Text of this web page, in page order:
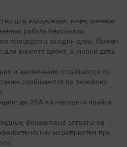
для владельцев: качественное
работа персонала
процедуры за один день. Прием
для клиента время, в любой день
и заключения отсылаются по
сообщаются по телефону
до 25% от текущего прайса
финансовые затраты на
мероприятия при